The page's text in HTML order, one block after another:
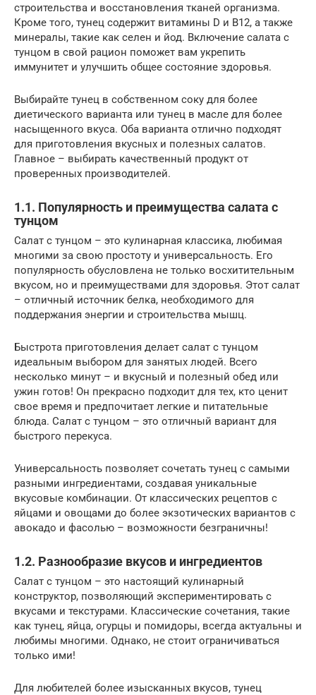
строительства и восстановления тканей организма.
Кроме того, тунец содержит витамины D и B12, а также
минералы, такие как селен и йод. Включение салата с
тунцом в свой рацион поможет вам укрепить
иммунитет и улучшить общее состояние здоровья.
Выбирайте тунец в собственном соку для более
диетического варианта или тунец в масле для более
насыщенного вкуса. Оба варианта отлично подходят
для приготовления вкусных и полезных салатов.
Главное – выбирать качественный продукт от
проверенных производителей.
1.1. Популярность и преимущества салата с
тунцом
Салат с тунцом – это кулинарная классика, любимая
многими за свою простоту и универсальность. Его
популярность обусловлена не только восхитительным
вкусом, но и преимуществами для здоровья. Этот салат
– отличный источник белка, необходимого для
поддержания энергии и строительства мышц.
Быстрота приготовления делает салат с тунцом
идеальным выбором для занятых людей. Всего
несколько минут – и вкусный и полезный обед или
ужин готов! Он прекрасно подходит для тех, кто ценит
свое время и предпочитает легкие и питательные
блюда. Салат с тунцом – это отличный вариант для
быстрого перекуса.
Универсальность позволяет сочетать тунец с самыми
разными ингредиентами, создавая уникальные
вкусовые комбинации. От классических рецептов с
яйцами и овощами до более экзотических вариантов с
авокадо и фасолью – возможности безграничны!
1.2. Разнообразие вкусов и ингредиентов
Салат с тунцом – это настоящий кулинарный
конструктор, позволяющий экспериментировать с
вкусами и текстурами. Классические сочетания, такие
как тунец, яйца, огурцы и помидоры, всегда актуальны и
любимы многими. Однако, не стоит ограничиваться
только ими!
Для любителей более изысканных вкусов, тунец